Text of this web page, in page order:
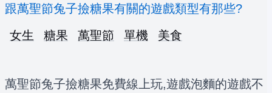
跟萬聖節兔子撿糖果有關的遊戲類型有那些?
女生
糖果 萬聖節 單機 美食
萬聖節兔子撿糖果免費線上玩,遊戲泡麵的遊戲不